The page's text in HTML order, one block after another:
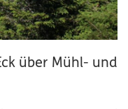
über Mühl- und